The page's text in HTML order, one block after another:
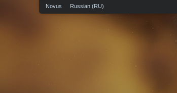
Novus Russian (RU)